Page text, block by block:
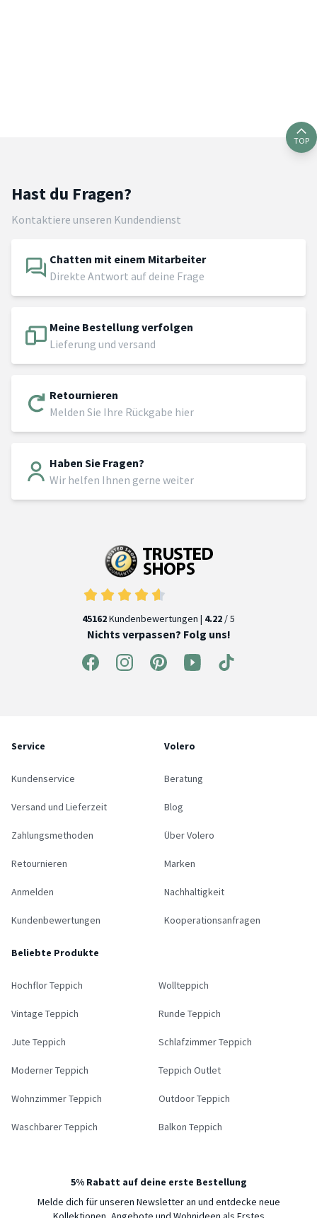
TOP
Hast du Fragen?
Kontaktiere unseren Kundendienst
Chatten mit einem Mitarbeiter
Direkte Antwort auf deine Frage
Meine Bestellung verfolgen
Lieferung und versand
Retournieren
Melden Sie Ihre Rückgabe hier
Haben Sie Fragen?
Wir helfen Ihnen gerne weiter
45162Kundenbewertungen | 4.22 / 5
Nichts verpassen? Folg uns!
Service
Kundenservice
Versand und Lieferzeit
Zahlungsmethoden
Retournieren
Anmelden
Kundenbewertungen
Volero
Beratung
Blog
Über Volero
Marken
Nachhaltigkeit
Kooperationsanfragen
Beliebte Produkte
Hochflor Teppich Wollteppich
Vintage Teppich Runde Teppich
Jute Teppich Schlafzimmer Teppich
Moderner Teppich Teppich Outlet
Wohnzimmer Teppich Outdoor Teppich
Waschbarer Teppich Balkon Teppich
5% Rabatt auf deine erste Bestellung
Melde dich für unseren Newsletter an und entdecke neue